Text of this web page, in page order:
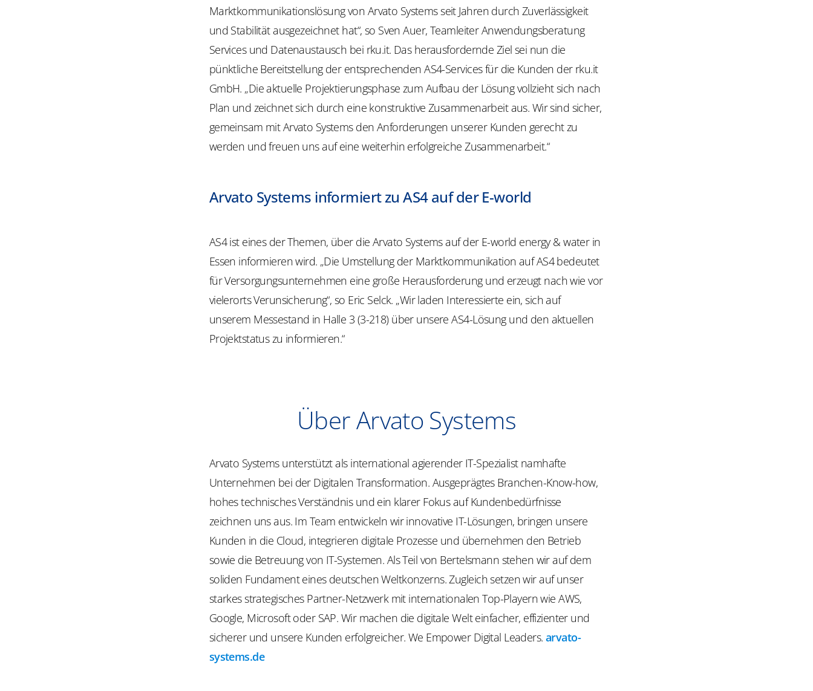
Marktkommunikationslösung von Arvato Systems seit Jahren durch Zuverlässigkeit
und Stabilität ausgezeichnet hat“, so Sven Auer, Teamleiter Anwendungsberatung
Services und Datenaustausch bei rku.it. Das herausfordernde Ziel sei nun die
pünktliche Bereitstellung der entsprechenden AS4-Services für die Kunden der rku.it
GmbH. „Die aktuelle Projektierungsphase zum Aufbau der Lösung vollzieht sich nach
Plan und zeichnet sich durch eine konstruktive Zusammenarbeit aus. Wir sind sicher,
gemeinsam mit Arvato Systems den Anforderungen unserer Kunden gerecht zu
werden und freuen uns auf eine weiterhin erfolgreiche Zusammenarbeit.“
Arvato Systems informiert zu AS4 auf der E-world
AS4 ist eines der Themen, über die Arvato Systems auf der E-world energy & water in
Essen informieren wird. „Die Umstellung der Marktkommunikation auf AS4 bedeutet
für Versorgungsunternehmen eine große Herausforderung und erzeugt nach wie vor
vielerorts Verunsicherung“, so Eric Selck. „Wir laden Interessierte ein, sich auf
unserem Messestand in Halle 3 (3-218) über unsere AS4-Lösung und den aktuellen
Projektstatus zu informieren.“
Über Arvato Systems
Arvato Systems unterstützt als international agierender IT-Spezialist namhafte
Unternehmen bei der Digitalen Transformation. Ausgeprägtes Branchen-Know-how,
hohes technisches Verständnis und ein klarer Fokus auf Kundenbedürfnisse
zeichnen uns aus. Im Team entwickeln wir innovative IT-Lösungen, bringen unsere
Kunden in die Cloud, integrieren digitale Prozesse und übernehmen den Betrieb
sowie die Betreuung von IT-Systemen. Als Teil von Bertelsmann stehen wir auf dem
soliden Fundament eines deutschen Weltkonzerns. Zugleich setzen wir auf unser
starkes strategisches Partner-Netzwerk mit internationalen Top-Playern wie AWS,
Google, Microsoft oder SAP. Wir machen die digitale Welt einfacher, effizienter und
sicherer und unsere Kunden erfolgreicher. We EmpowerDigital Leaders.arvato-
systems.de